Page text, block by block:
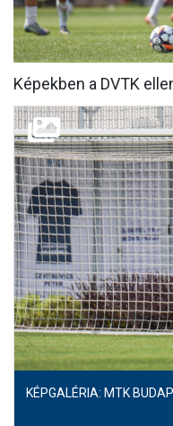
Képekben a DVTK
KÉPGALÉRIA: MTK